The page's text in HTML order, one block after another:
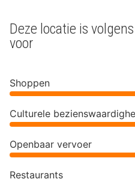
Deze locatie is
voor
Shoppen
Culturele
Openbaar vervoer
Restaurants